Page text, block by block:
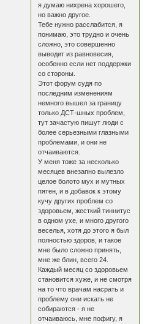
я думаю нихрена хорошего,
но важно другое.
Тебе нужно расслабится, я
понимаю, это трудно и очень
сложно, это совершенно
выводит из равновесия,
особенно если нет поддержки
со стороны.
Этот форум судя по
последним изменениям
немного вышел за границу
только ДСТ-шных проблем,
тут зачастую пишут люди с
более серьезными глазными
проблемами, и они не
отчаиваются.
У меня тоже за несколько
месяцев внезапно вылезло
целое болото мух и мутных
пятен, и в добавок к этому
кучу других проблем со
здоровьем, жесткий тиннитус
в одном ухе, и много другого
веселья, хотя до этого я был
полностью здоров, и такое
мне было сложно принять,
мне же блин, всего 24.
Каждый месяц со здоровьем
становится хуже, и не смотря
на то что врачам насрать и
проблему они искать не
собираются - я не
отчаиваюсь, мне пофигу, я